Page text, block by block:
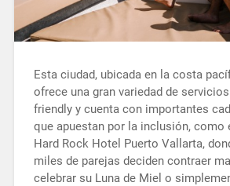
Esta ciudad, ubicada en la costa
ofrece una gran variedad de
friendly y cuenta con importantes
que apuestan por la inclusión, como
Hard Rock Hotel Puerto Vallarta,
miles de parejas deciden contraer
celebrar su Luna de Miel o